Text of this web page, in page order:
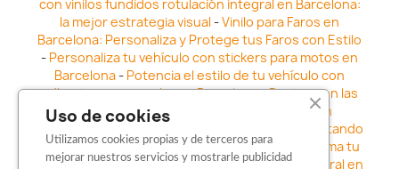
con vinilos fundidos rotulación integral en Barcelona:
la mejor estrategia visual -Vinilo para Faros en
Barcelona: Personaliza y Protege tus Faros con Estilo
- Personaliza tu vehículo con stickers para motos en
Barcelona- Potencia el estilo de tu vehículo con
adhesivos para coche en Barcelona-Destaca en las
calles: Los Mejores stickers para coches en
Vinilo para faros en Barcelona: Resaltando
la Estética y Seguridad del Automóvil- Transforma tu
vehículo con los vinilos fundidos rotulación integral en
Uso de cookies
Utilizamos cookies propias y de terceros para
mejorar nuestros servicios y mostrarle publicidad